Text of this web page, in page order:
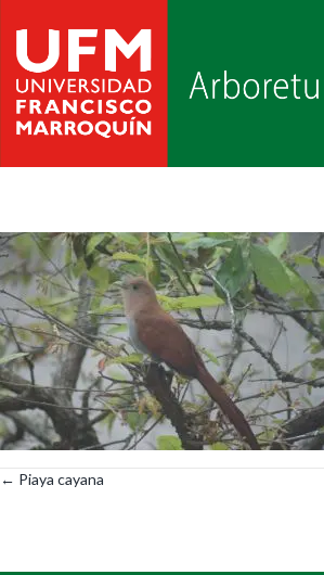
Posts
← Piaya cayana